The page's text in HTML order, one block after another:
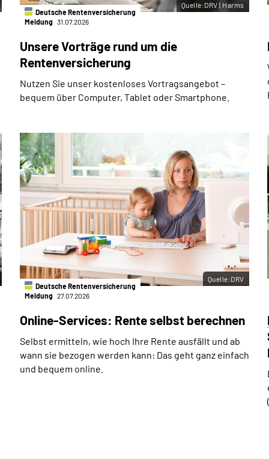
Deutsche Rentenversicherung
Meldung 31.07.2026
Unsere Vorträge rund um die
Rentenversicherung
Nutzen Sie unser kostenloses Vortragsangebot –
bequem über Computer, Tablet oder Smartphone.
Quelle:DRV | Harms
Deutsche Rentenversicherung
Meldung 27.07.2026
Online-Services: Rente selbst berechnen
Selbst ermitteln, wie hoch Ihre Rente ausfällt und ab
wann sie bezogen werden kann: Das geht ganz einfach
und bequem online.
Quelle:DRV
(